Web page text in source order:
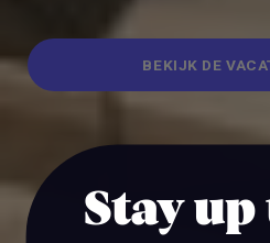
BEKIJK DE
Stay up